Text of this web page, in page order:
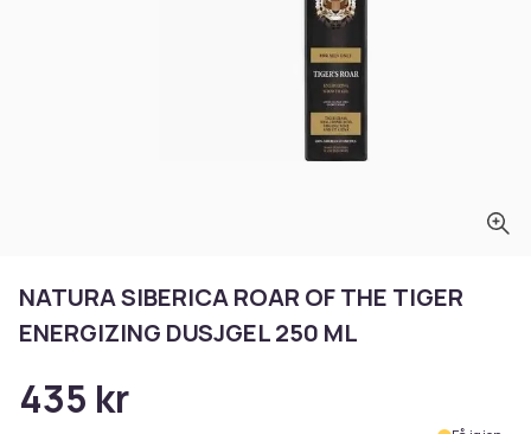
NATURA SIBERICA ROAR OF THE TIGER
ENERGIZING DUSJGEL 250 ML
435 kr